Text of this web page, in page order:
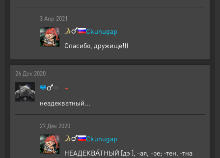
3 Апр 2021
Ckunugap
Спасибо, дружище!))
26 Дек 2020
-
неадекватный...
27 Дек 2020
Ckunugap
НЕАДЕКВА́ТНЫЙ [дэ ], -ая, -ое; -тен, -тна